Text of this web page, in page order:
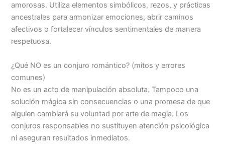
amorosas. Utiliza elementos simbólicos, rezos, y prácticas
ancestrales para armonizar emociones, abrir caminos
afectivos o fortalecer vínculos sentimentales de manera
respetuosa.
¿Qué NO es un conjuro romántico? (mitos y errores
comunes)
No es un acto de manipulación absoluta. Tampoco una
solución mágica sin consecuencias o una promesa de que
alguien cambiará su voluntad por arte de magia. Los
conjuros responsables no sustituyen atención psicológica
ni aseguran resultados inmediatos.